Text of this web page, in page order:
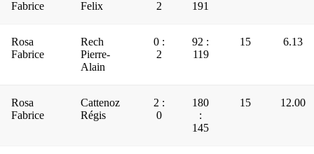
Fabrice
Felix
2
191
Rosa
Fabrice
Rech
Pierre-
Alain
0 :
2
92 :
119
15 6.13
Rosa
Fabrice
Cattenoz
Régis
2 :
0
180
:
145
15 12.00